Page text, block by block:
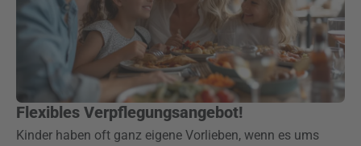
Flexibles Verpflegungsangebot!
Kinder haben oft ganz eigene Vorlieben, wenn es ums